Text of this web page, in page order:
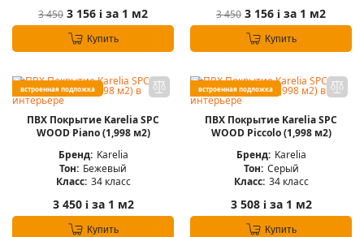
3 450 3 156 i за 1 м2
Купить
3 450 3 156 i за 1 м2
Купить
встроенная подложка
ПВХ Покрытие Karelia SPC
WOOD Piano (1,998 м2)
Бренд: Karelia
Тон: Бежевый
Класс: 34 класс
3 450 iза 1 м2
Купить
встроенная подложка
ПВХ Покрытие Karelia SPC
WOOD Piccolo (1,998 м2)
Бренд: Karelia
Тон: Серый
Класс: 34 класс
3 508 iза 1 м2
Купить